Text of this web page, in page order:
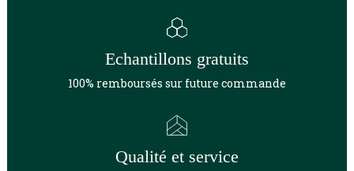
Echantillons gratuits
100% remboursés sur future commande
Qualité et service